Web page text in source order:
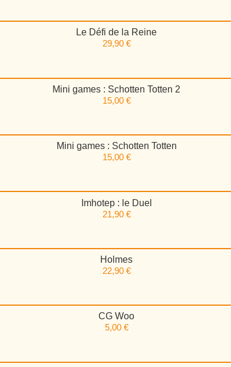
Le Défi de la Reine
29,90 €
Mini games : Schotten Totten 2
15,00 €
Mini games : Schotten Totten
15,00 €
Imhotep : le Duel
21,90 €
Holmes
22,90 €
CG Woo
5,00 €